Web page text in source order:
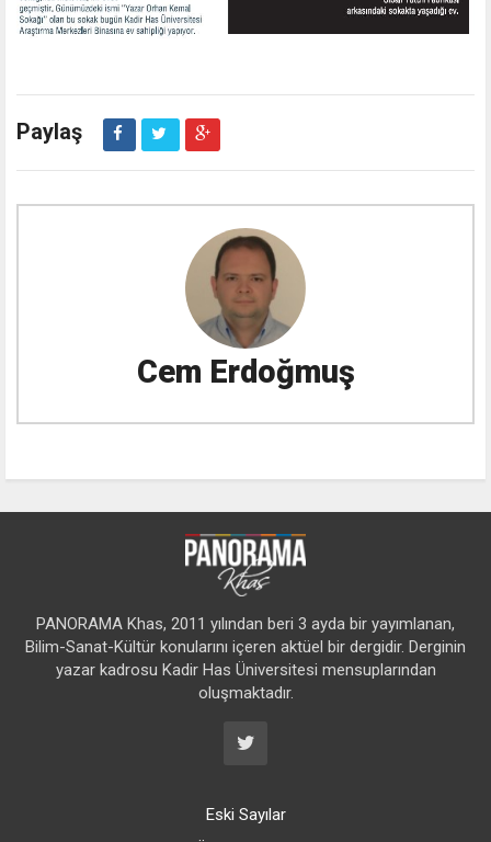
Paylaş
Cem Erdoğmuş
PANORAMA Khas, 2011 yılından beri 3 ayda bir yayımlanan,
Bilim-Sanat-Kültür konularını içeren aktüel bir dergidir. Derginin
yazar kadrosu Kadir Has Üniversitesi mensuplarından
oluşmaktadır.
Eski Sayılar